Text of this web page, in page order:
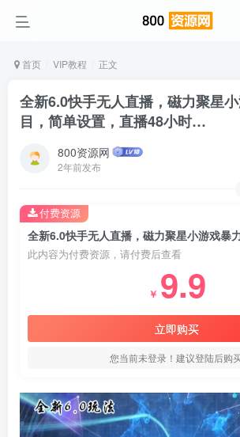
首页 VIP教程 正文
全新6.0快手无人直播，磁力聚星
目，简单设置，直播48小时…
800资源网
2年前发布
此内容为付费资源，请付费后查看
￥ 9.9
立即购买
您当前未登录！建议登陆后购
付费资源